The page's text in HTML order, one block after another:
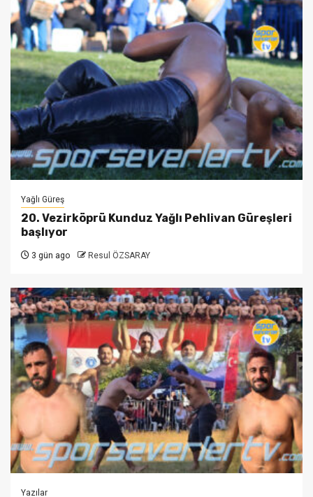
Yağlı Güreş
20. Vezirköprü Kunduz Yağlı Pehlivan Güreşleri
başlıyor
3 gün ago Resul ÖZSARAY
Yazılar